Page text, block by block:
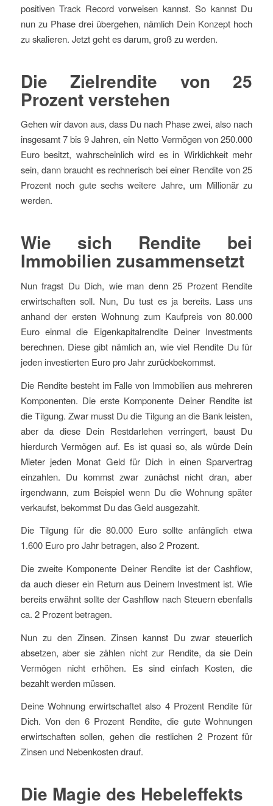
positiven Track Record vorweisen kannst. So kannst Du
nun zu Phase drei übergehen, nämlich Dein Konzept hoch
zu skalieren. Jetzt geht es darum, groß zu werden.
Die Zielrendite von 25
Prozent verstehen
Gehen wir davon aus, dass Du nach Phase zwei, also nach
insgesamt 7 bis 9 Jahren, ein Netto Vermögen von 250.000
Euro besitzt, wahrscheinlich wird es in Wirklichkeit mehr
sein, dann braucht es rechnerisch bei einer Rendite von 25
Prozent noch gute sechs weitere Jahre, um Millionär zu
werden.
Wie sich Rendite bei
Immobilien zusammensetzt
Nun fragst Du Dich, wie man denn 25 Prozent Rendite
erwirtschaften soll. Nun, Du tust es ja bereits. Lass uns
anhand der ersten Wohnung zum Kaufpreis von 80.000
Euro einmal die Eigenkapitalrendite Deiner Investments
berechnen. Diese gibt nämlich an, wie viel Rendite Du für
jeden investierten Euro pro Jahr zurückbekommst.
Die Rendite besteht im Falle von Immobilien aus mehreren
Komponenten. Die erste Komponente Deiner Rendite ist
die Tilgung. Zwar musst Du die Tilgung an die Bank leisten,
aber da diese Dein Restdarlehen verringert, baust Du
hierdurch Vermögen auf. Es ist quasi so, als würde Dein
Mieter jeden Monat Geld für Dich in einen Sparvertrag
einzahlen. Du kommst zwar zunächst nicht dran, aber
irgendwann, zum Beispiel wenn Du die Wohnung später
verkaufst, bekommst Du das Geld ausgezahlt.
Die Tilgung für die 80.000 Euro sollte anfänglich etwa
1.600 Euro pro Jahr betragen, also 2 Prozent.
Die zweite Komponente Deiner Rendite ist der Cashflow,
da auch dieser ein Return aus Deinem Investment ist. Wie
bereits erwähnt sollte der Cashflow nach Steuern ebenfalls
ca. 2 Prozent betragen.
Nun zu den Zinsen. Zinsen kannst Du zwar steuerlich
absetzen, aber sie zählen nicht zur Rendite, da sie Dein
Vermögen nicht erhöhen. Es sind einfach Kosten, die
bezahlt werden müssen.
Deine Wohnung erwirtschaftet also 4 Prozent Rendite für
Dich. Von den 6 Prozent Rendite, die gute Wohnungen
erwirtschaften sollen, gehen die restlichen 2 Prozent für
Zinsen und Nebenkosten drauf.
Die Magie des Hebeleffekts